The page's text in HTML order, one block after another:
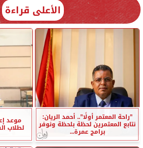
الأعلى قراءة
”راحة المعتمر أولًا”.. أحمد الريان:
نتابع المعتمرين لحظة بلحظة ونوفر
برامج عمرة...
موعد
لطلاب